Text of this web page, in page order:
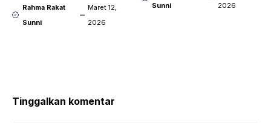
dengan Cepat!
Rahma Rakat
Sunni
Maret 12,
2026
Sunni
2026
Tinggalkan komentar